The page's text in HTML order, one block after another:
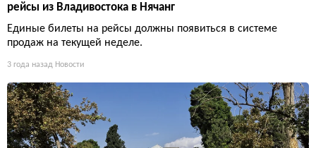
рейсы из Владивостока в Нячанг
Единые билеты на рейсы должны появиться в системе
продаж на текущей неделе.
3 года назад Новости